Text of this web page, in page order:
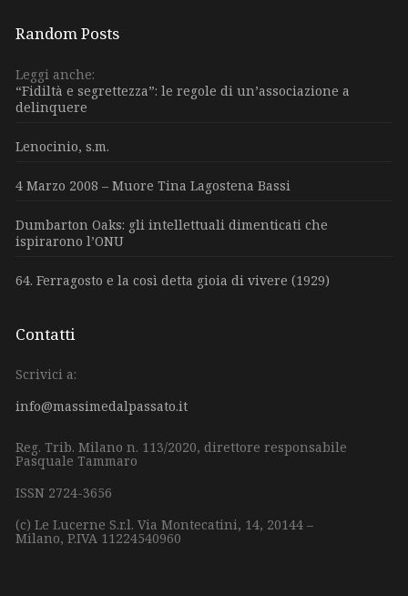
Random Posts
Leggi anche:
“Fidiltà e segrettezza”: le regole di un’associazione a
delinquere
Lenocinio, s.m.
4 Marzo 2008 – Muore Tina Lagostena Bassi
Dumbarton Oaks: gli intellettuali dimenticati che
ispirarono l’ONU
64. Ferragosto e la così detta gioia di vivere (1929)
Contatti
Scrivici a:
info@massimedalpassato.it
Reg. Trib. Milano n. 113/2020, direttore responsabile
Pasquale Tammaro
ISSN 2724-3656
(c) Le Lucerne S.r.l. Via Montecatini, 14, 20144 –
Milano, P.IVA 11224540960